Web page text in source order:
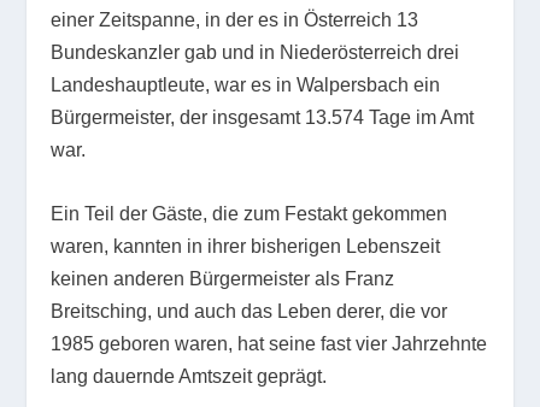
einer Zeitspanne, in der es in Österreich 13
Bundeskanzler gab und in Niederösterreich drei
Landeshauptleute, war es in Walpersbach ein
Bürgermeister, der insgesamt 13.574 Tage im Amt
war.
Ein Teil der Gäste, die zum Festakt gekommen
waren, kannten in ihrer bisherigen Lebenszeit
keinen anderen Bürgermeister als Franz
Breitsching, und auch das Leben derer, die vor
1985 geboren waren, hat seine fast vier Jahrzehnte
lang dauernde Amtszeit geprägt.